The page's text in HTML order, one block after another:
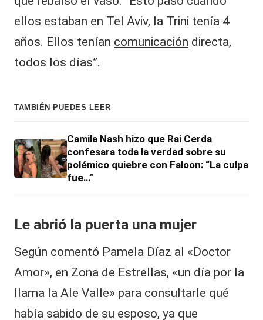
ellos estaban en Tel Aviv, la Trini tenía 4
años. Ellos tenían comunicación directa,
todos los días”.
TAMBIÉN PUEDES LEER
Camila Nash hizo que Rai Cerda
confesara toda la verdad sobre su
polémico quiebre con Faloon: “La culpa
fue…”
Le abrió la puerta una mujer
Según comentó Pamela Díaz al «Doctor
Amor», en Zona de Estrellas, «un día por la
llama la Ale Valle» para consultarle qué
había sabido de su esposo, ya que